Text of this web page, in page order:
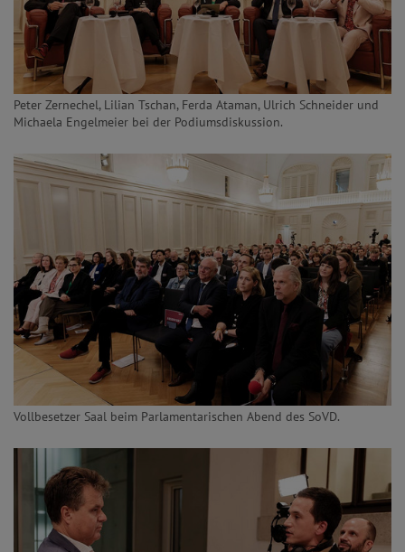
Peter Zernechel, Lilian Tschan, Ferda Ataman, Ulrich Schneider und
Michaela Engelmeier bei der Podiumsdiskussion.
Vollbesetzer Saal beim Parlamentarischen Abend des SoVD.